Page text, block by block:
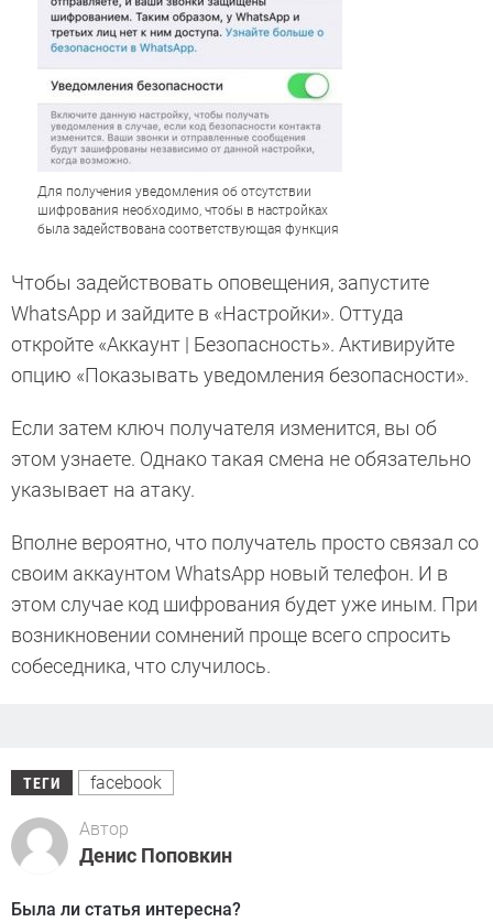
Для получения уведомления об отсутствии
шифрования необходимо, чтобы в настройках
была задействована соответствующая функция
Чтобы задействовать оповещения, запустите
WhatsApp и зайдите в «Настройки». Оттуда
откройте «Аккаунт | Безопасность». Активируйте
опцию «Показывать уведомления безопасности».
Если затем ключ получателя изменится, вы об
этом узнаете. Однако такая смена не обязательно
указывает на атаку.
Вполне вероятно, что получатель просто связал со
своим аккаунтом WhatsApp новый телефон. И в
этом случае код шифрования будет уже иным. При
возникновении сомнений проще всего спросить
собеседника, что случилось.
ТЕГИ facebook
Автор
Денис Поповкин
Была ли статья интересна?